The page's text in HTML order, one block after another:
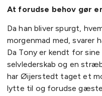
At forudse behov gør
Da han bliver spurgt,
morgenmad med, svarer
Da Tony er kendt for
selvlederskab og en
har Øijerstedt taget et
lytte til og forudse